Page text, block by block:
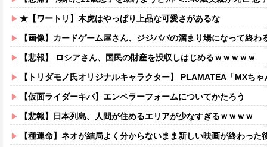
★【ワートリ】木虎はやっぱり上品な可愛さがあるな
【画像】カードゲーム屋さん、ジジババの溜まり場になって終
【悲報】 ロシアさん、国民の財産を没収しはじめるｗｗｗｗｗ
【トリダモノ氏オリジナルキャラクター】 PLAMATEA「MXちゃん
【仮面ライダーキバ】エンペラーフォームについてかたろう
【悲報】日本列島、人間が住めるエリアが少なすぎるｗｗｗｗ
【種運命】ネオが結局よく分からないまま新しい映画が終わった